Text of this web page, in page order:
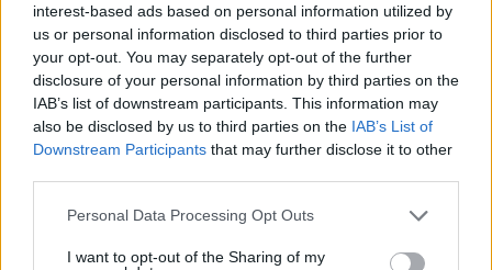
interest-based ads based on personal information utilized by
us or personal information disclosed to third parties prior to
your opt-out. You may separately opt-out of the further
disclosure of your personal information by third parties on the
IAB’s list of downstream participants. This information may
also be disclosed by us to third parties on the IAB’s List of
Downstream Participants that may further disclose it to other
Please note that this website/app uses one or more Google
not limited to your visit or usage behaviour. You may click to
Personal Data Processing Opt Outs
I want to opt-out of the Sharing of my
οικονομική επιτυχία τον Αύγουστο
08.08.2026, 15:41